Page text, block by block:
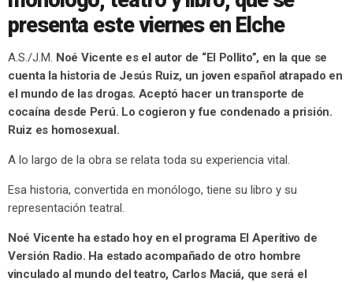
presenta este viernes en Elche
A.S./J.M. Noé Vicente es el autor de “El Pollito”, en la que se
cuenta la historia de Jesús Ruiz, un joven español atrapado en
el mundo de las drogas. Aceptó hacer un transporte de
cocaína desde Perú. Lo cogieron y fue condenado a prisión.
Ruiz es homosexual.
A lo largo de la obra se relata toda su experiencia vital.
Esa historia, convertida en monólogo, tiene su libro y su
representación teatral.
Noé Vicente ha estado hoy en el programa El Aperitivo de
Versión Radio. Ha estado acompañado de otro hombre
vinculado al mundo del teatro, Carlos Maciá, que será el